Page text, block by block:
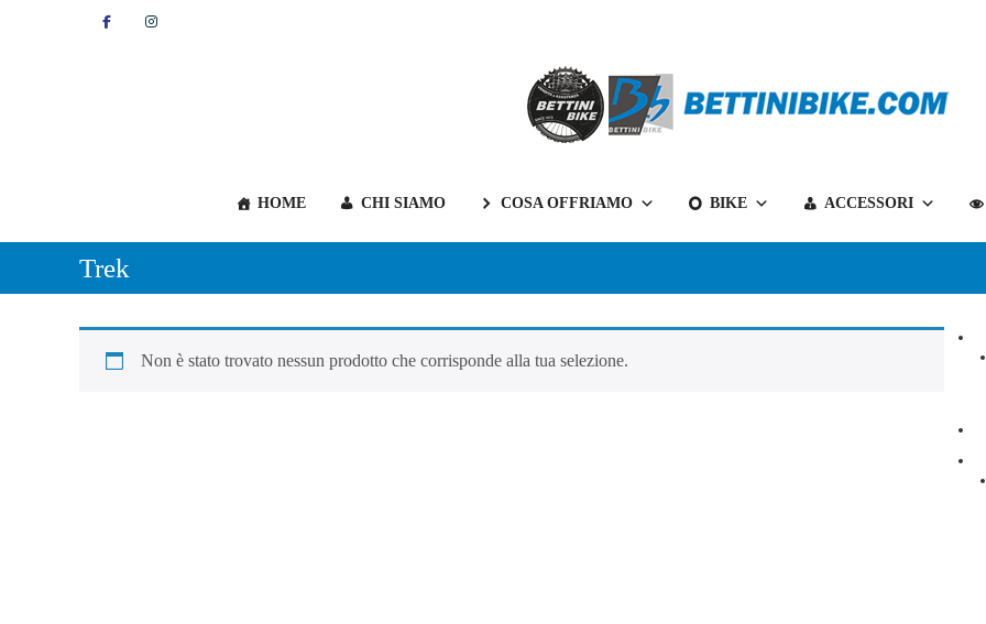
FacebookInstagram
Bettini
Bike
il
negozio
HOME CHI SIAMO COSA OFFRIAMO BIKE ACCESSORI
Trek
Non è stato trovato nessun prodotto che corrisponde alla tua selezione.